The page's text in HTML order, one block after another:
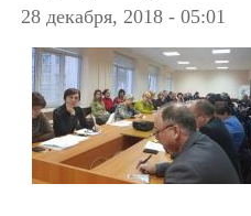
28 декабря, 2018 - 05:01